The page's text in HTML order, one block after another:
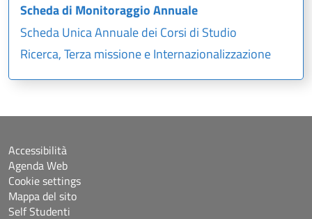
Scheda di Monitoraggio Annuale
Scheda Unica Annuale dei Corsi di Studio
Ricerca, Terza missione e Internazionalizzazione
Accessibilità
Agenda Web
Cookie settings
Mappa del sito
Self Studenti